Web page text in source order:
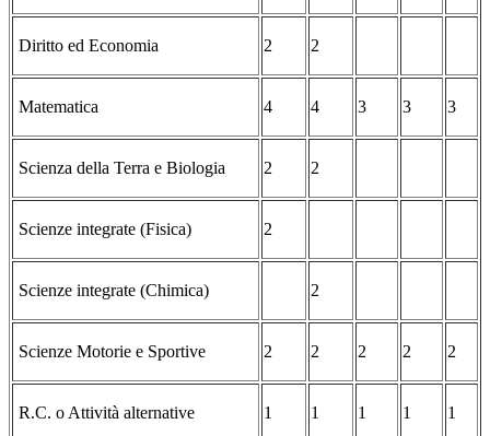
Diritto ed Economia 2 2
Matematica 4 4 3 3 3
Scienza della Terra e Biologia 2 2
Scienze integrate (Fisica) 2
Scienze integrate (Chimica) 2
Scienze Motorie e Sportive 2 2 2 2 2
R.C. o Attività alternative 1 1 1 1 1